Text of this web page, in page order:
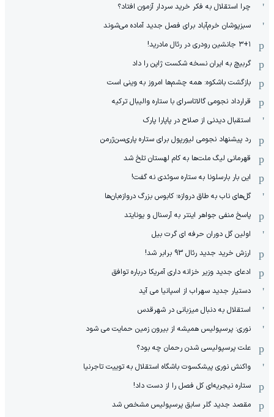
چرا استقلال به فکر خرید سردار آزمون افتاد؟
سبزپوشان خرم‌آباد برای فصل جدید آماده می‌شوند
۳+۱ جانشین رودری در رئال مادرید!
گربیچ به ایران نسخه شکست ژاپن را داد
بازگشت باشکوه: همه چشم‌ها امروز به وینی است
قرارداد نجومی گالاتاسرای با ستاره والیبال ترکیه
استقبال دیدنی از صلاح در پاپارا پارک
رد پیشنهاد نجومی لیورپول برای ستاره پاری‌سن‌ژرمن
قهرمانی لیگ ملت‌ها به کام لهستان تلخ شد
این بار بارسلونا به ستاره سوئدی نه گفت!
گل‌های ناب به طاق دروازه؛ کابوس بزرگ دروازه‌بان‌ها
پاسخ منفی جواهر اینتر به آرسنال و یونایتد
اولین گل دوران حرفه ای گرت بیل
ارزش خرید جدید رئال 93 برابر شد!
ادعای جدید وزیر خزانه داری آمریکا درباره توافق
دستیار جدید سهراب از اسپانیا می آید
استقلال به دنبال میزبانی در شهرقدس
نوری: پرسپولیس همیشه از بیرون زمین حمایت می شود
علت پرسپولیسی شدن رحمان چه بود؟
واکنش نوری پیشکسوت باشگاه استقلال به توییت تاجرنیا
ستاره نیجریه‌ای کل فصل را از دست داد!
مقصد جدید گلر سابق پرسپولیس مشخص شد